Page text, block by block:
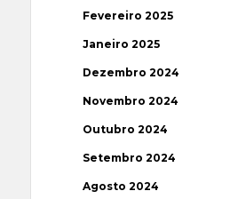
Fevereiro 2025
Janeiro 2025
Dezembro 2024
Novembro 2024
Outubro 2024
Setembro 2024
Agosto 2024